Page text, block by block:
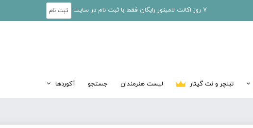
7 روز اکانت لامینور رایگان فقط با ثبت نام در سایت ثبت نام
تبلچر و نت گیتار لیست هنرمندان جستجو آکوردها